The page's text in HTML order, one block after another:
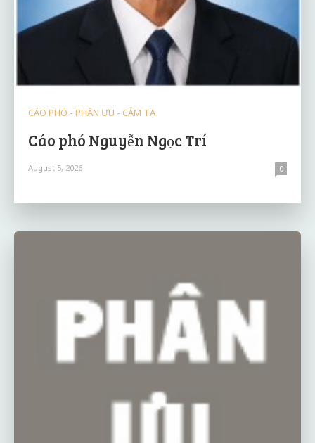
CÁO PHÓ - PHÂN ƯU - CẢM TẠ
Cáo phó Nguyễn Ngọc Trí
August 5, 2026 0